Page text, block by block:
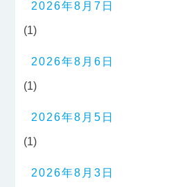
2026年8月7日
(1)
2026年8月6日
(1)
2026年8月5日
(1)
2026年8月3日